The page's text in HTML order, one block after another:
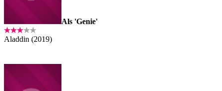
Als 'Genie'
Aladdin (2019)